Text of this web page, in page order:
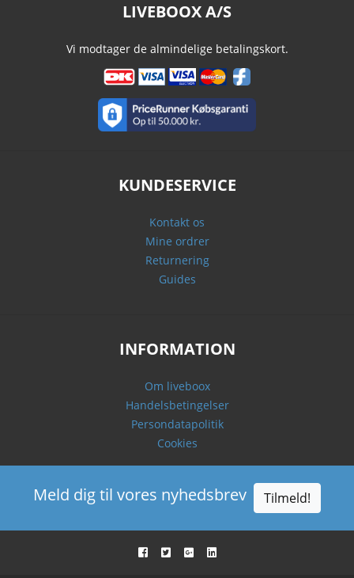
LIVEBOOX A/S
Vi modtager de almindelige betalingskort.
KUNDESERVICE
Kontakt os
Mine ordrer
Returnering
Guides
INFORMATION
Om liveboox
Handelsbetingelser
Persondatapolitik
Cookies
Meld dig til vores nyhedsbrev Tilmeld!